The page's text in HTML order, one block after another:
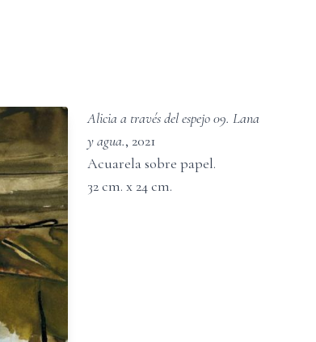
Alicia a través del espejo 09. Lana
y agua., 2021
Acuarela sobre papel.
32cm. x 24cm.